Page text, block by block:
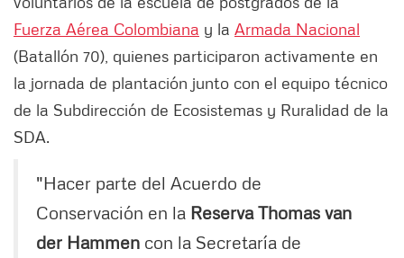
Fuerza Aérea Colombiana y la Armada Nacional
(Batallón 70), quienes participaron activamente en
la jornada de plantación junto con el equipo técnico
de la Subdirección de Ecosistemas y Ruralidad de la
SDA.
"Hacer parte del Acuerdo de
Conservación en la Reserva Thomas van
der Hammen con la Secretaría de